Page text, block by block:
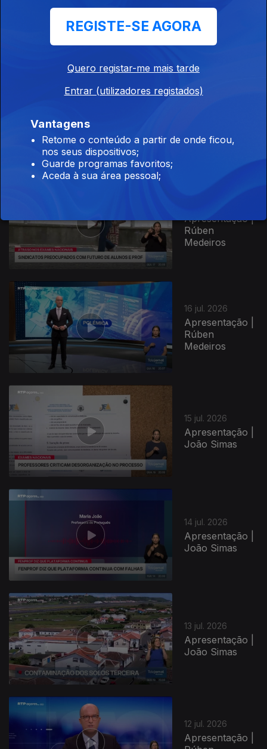
Apresentação |
Rúben
Medeiros
Medeiros
Apresentação |
Rúben
Medeiros
16 jul. 2026
Apresentação |
Rúben
Medeiros
15 jul. 2026
Apresentação |
João Simas
943001
14 jul. 2026
Apresentação |
João Simas
13 jul. 2026
Apresentação |
João Simas
12 jul. 2026
Apresentação |
REGISTE-SE AGORA
Quero registar-me mais tarde
Entrar (utilizadores registados)
Vantagens
Retome o conteúdo a partir de onde ficou,
nos seus dispositivos;
Guarde programas favoritos;
Aceda à sua área pessoal;